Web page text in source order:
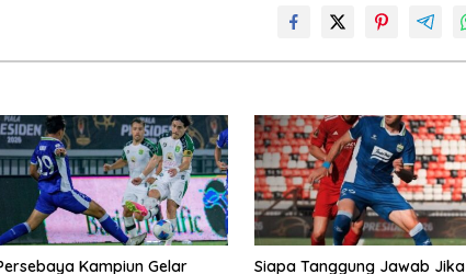
Kampiun Gelar
Siapa Tanggung Jawab Jika